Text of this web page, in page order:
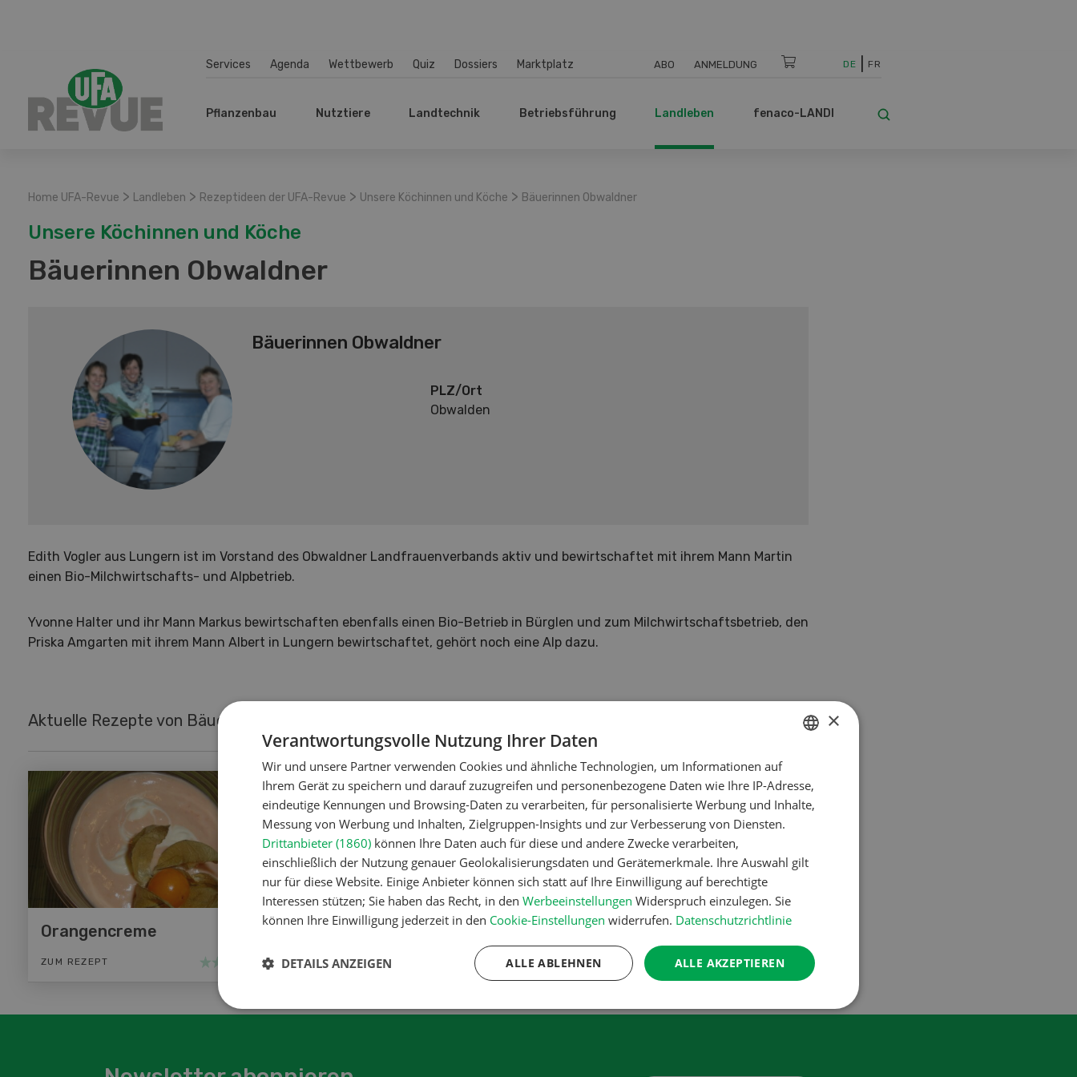
Services Agenda Wettbewerb Quiz Dossiers Marktplatz ABO ANMELDUNG DE FR
Pflanzenbau Nutztiere Landtechnik Betriebsführung Landleben fenaco-LANDI
Home UFA-Revue > Landleben > Rezeptideen der UFA-Revue > Unsere Köchinnen und Köche > Bäuerinnen Obwaldner
Unsere Köchinnen und Köche
Bäuerinnen Obwaldner
Bäuerinnen Obwaldner
PLZ/Ort
Obwalden
Edith Vogler aus Lungern ist im Vorstand des Obwaldner Landfrauenverbands aktiv und bewirtschaftet mit ihrem Mann Martin
einen Bio-Milchwirtschafts- und Alpbetrieb.
Yvonne Halter und ihr Mann Markus bewirtschaften ebenfalls einen Bio-Betrieb in Bürglen und zum Milchwirtschaftsbetrieb, den
Priska Amgarten mit ihrem Mann Albert in Lungern bewirtschaftet, gehört noch eine Alp dazu.
Aktuelle Rezepte von Bäuerinnen Obwaldner
Orangencreme
ZUM REZEPT
Lauch-Lasagne
ZUM REZEPT
FRENCH
×
Verantwortungsvolle Nutzung Ihrer Daten
Wir und unsere Partner verwenden Cookies und ähnliche Technologien, um Informationen auf
Ihrem Gerät zu speichern und darauf zuzugreifen und personenbezogene Daten wie Ihre IP-Adresse,
eindeutige Kennungen und Browsing-Daten zu verarbeiten, für personalisierte Werbung und Inhalte,
Messung von Werbung und Inhalten, Zielgruppen-Insights und zur Verbesserung von Diensten.
Drittanbieter (1860) können Ihre Daten auch für diese und andere Zwecke verarbeiten,
einschließlich der Nutzung genauer Geolokalisierungsdaten und Gerätemerkmale. Ihre Auswahl gilt
nur für diese Website. Einige Anbieter können sich statt auf Ihre Einwilligung auf berechtigte
Interessen stützen; Sie haben das Recht, in den Werbeeinstellungen Widerspruch einzulegen. Sie
können Ihre Einwilligung jederzeit in den Cookie-Einstellungen widerrufen. Datenschutzrichtlinie
ALLE AKZEPTIEREN
ALLE ABLEHNEN
DETAILS ANZEIGEN